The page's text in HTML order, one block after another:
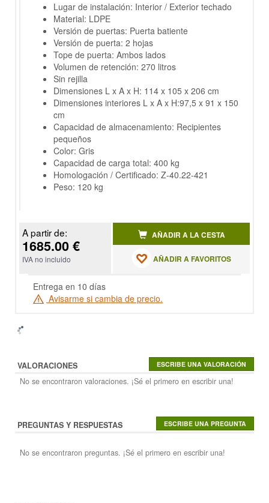
Lugar de instalación: Interior / Exterior techado
Material: LDPE
Versión de puertas: Puerta batiente
Versión de puerta: 2 hojas
Tope de puerta: Ambos lados
Volumen de retención: 270 litros
Sin rejilla
Dimensiones L x A x H: 114 x 105 x 206 cm
Dimensiones interiores L x A x H:97,5 x 91 x 150
cm
Capacidad de almacenamiento: Recipientes
pequeños
Color: Gris
Capacidad de carga total: 400 kg
Homologación / Certificado: Z-40.22-421
Peso: 120 kg
A partir de:
1685.00 €
IVA no incluido
AÑADIR A LA CESTA
AÑADIR A FAVORITOS
Entrega en 10 días
Avisarme si cambia de precio.
VALORACIONES
No se encontraron valoraciones. ¡Sé el primero en escribir una!
PREGUNTAS Y RESPUESTAS
No se encontraron preguntas. ¡Sé el primero en escribir una!